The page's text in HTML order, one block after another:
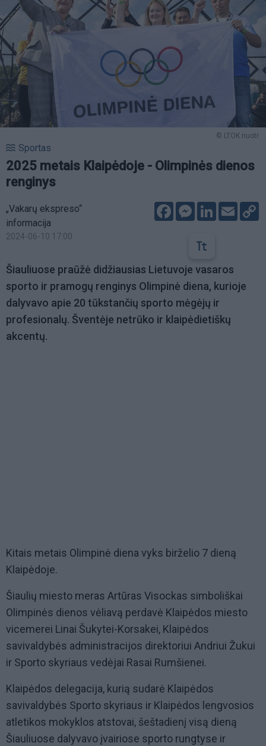
© LTOK nuotr.
Sportas
2025 metais Klaipėdoje - Olimpinės dienos
renginys
„Vakarų ekspreso“
informacija
2024-06-10 17:00
FacebookMessenger
LinkedIn
Email
Šiauliuose praūžė didžiausias Lietuvoje vasaros
sporto ir pramogų renginys Olimpinė diena, kurioje
dalyvavo apie 20 tūkstančių sporto mėgėjų ir
profesionalų. Šventėje netrūko ir klaipėdietiškų
akcentų.
Kitais metais Olimpinė diena vyks birželio 7 dieną
Klaipėdoje.
Šiaulių miesto meras Artūras Visockas simboliškai
Olimpinės dienos vėliavą perdavė Klaipėdos miesto
vicemerei Linai Šukytei-Korsakei, Klaipėdos
savivaldybės administracijos direktoriui Andriui Žukui
ir Sporto skyriaus vedėjai Rasai Rumšienei.
Klaipėdos delegacija, kurią sudarė Klaipėdos
savivaldybės Sporto skyriaus ir Klaipėdos lengvosios
atletikos mokyklos atstovai, šeštadienį visą dieną
Šiauliuose dalyvavo įvairiose sporto rungtyse ir